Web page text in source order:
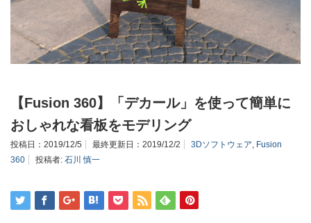
【Fusion 360】「デカール」を使って簡単に
おしゃれな看板をモデリング
投稿日： 2019/12/5 最終更新日： 2019/12/2 3Dソフトウェア, Fusion
360
投稿者: 石川 慎一